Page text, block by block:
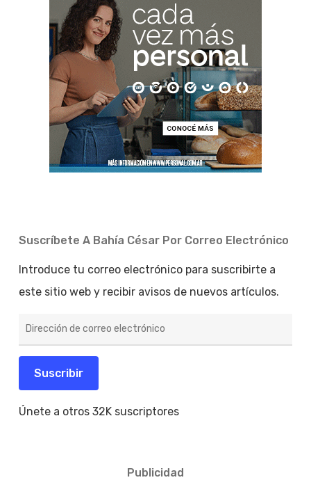
Suscríbete A Bahía César Por Correo Electrónico
Introduce tu correo electrónico para suscribirte a
este sitio web y recibir avisos de nuevos artículos.
de
electrónico
Suscribir
Únete a otros 32K suscriptores
Publicidad